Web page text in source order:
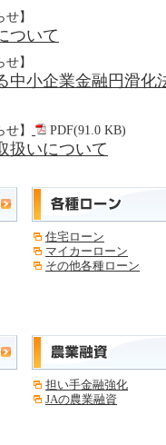
せ】
ついて
せ】
中小企業金融円滑
せ】 PDF(91.0 KB)
扱いについて
住宅ローン
マイカーローン
その他各種ローン
担い手金融強化
JAの農業融資